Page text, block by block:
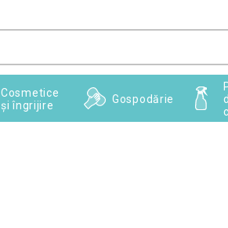
Cosmetice
și îngrijire
Gospodărie